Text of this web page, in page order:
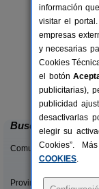
Buscar
Comunidades:
Provincias/Islas:
información
visitar el
empresas
y necesarias
Cookies
el botón
publicitarias),
publicidad
desactivarlas
elegir su
Cookies”.
COOKIES.